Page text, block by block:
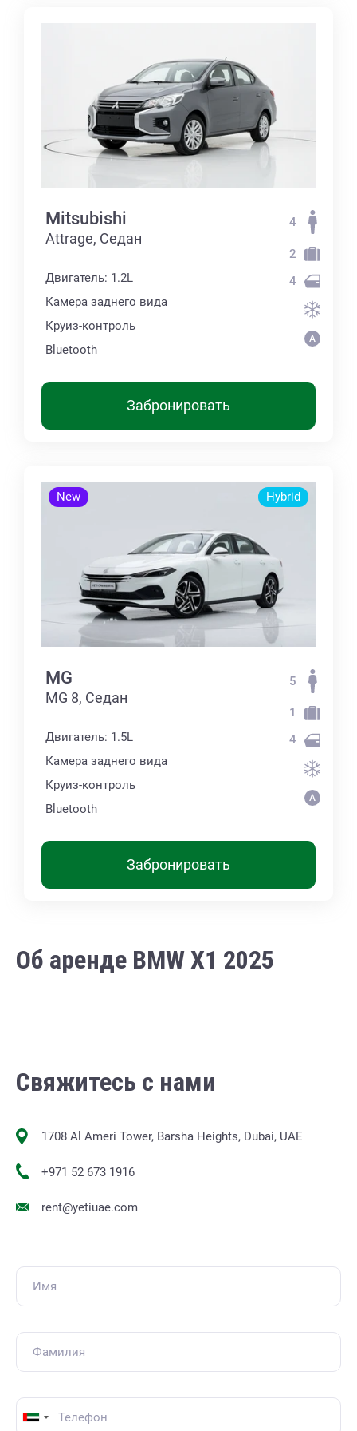
Mitsubishi
Attrage, Седан
Двигатель: 1.2L
Камера заднего вида
Круиз-контроль
Bluetooth
4
2
4
Забронировать
New Hybrid
MG
MG 8, Седан
Двигатель: 1.5L
Камера заднего вида
Круиз-контроль
Bluetooth
5
1
4
Забронировать
Об аренде BMW X1 2025
Свяжитесь с нами
1708 Al Ameri Tower, Barsha Heights, Dubai, UAE
+971 52 673 1916
rent@yetiuae.com